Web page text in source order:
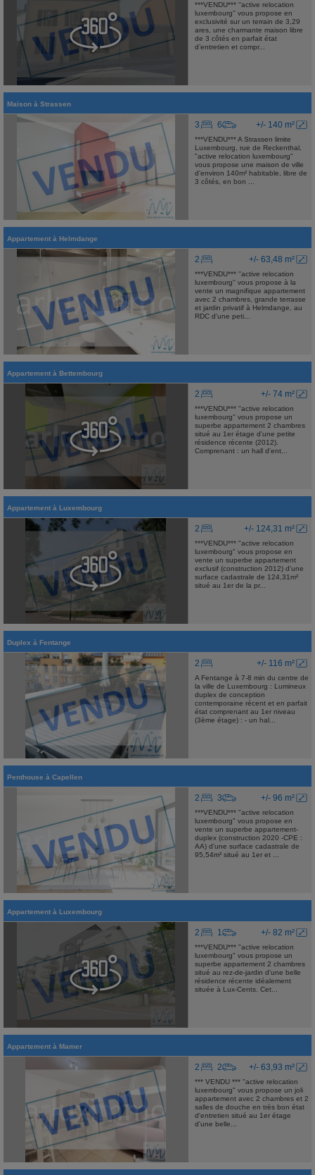
***VENDU*** ''active relocation
luxembourg'' vous propose en
exclusivité sur un terrain de 3,29
ares, une charmante maison libre
de 3 côtés en parfait état
d’entretien et compr...
Maison à Strassen
+/- 140 m²
3 6
***VENDU*** A Strassen limite
Luxembourg, rue de Reckenthal,
"active relocation luxembourg"
vous propose une maison de ville
d'environ 140m² habitable, libre de
3 côtés, en bon ...
Appartement à Helmdange
+/- 63,48 m²
2
***VENDU*** ''active relocation
luxembourg'' vous propose à la
vente un magnifique appartement
avec 2 chambres, grande terrasse
et jardin privatif à Helmdange, au
RDC d'une peti...
Appartement à Bettembourg
+/- 74 m²
2
***VENDU*** ''active relocation
luxembourg'' vous propose un
superbe appartement 2 chambres
situé au 1er étage d'une petite
résidence récente (2012).
Comprenant : un hall d'ent...
Appartement à Luxembourg
+/- 124,31 m²
2
***VENDU*** "active relocation
luxembourg" vous propose en
vente un superbe appartement
exclusif (construction 2012) d'une
surface cadastrale de 124,31m²
situé au 1er de la pr...
Duplex à Fentange
+/- 116 m²
2
A Fentange à 7-8 min du centre de
la ville de Luxembourg : Lumineux
duplex de conception
contemporaine récent et en parfait
état comprenant au 1er niveau
(3ème étage) : - un hal...
Penthouse à Capellen
+/- 96 m²
2 3
***VENDU*** "active relocation
luxembourg" vous propose en
vente un superbe appartement-
duplex (construction 2020 -CPE :
AA) d'une surface cadastrale de
95,54m² situé au 1er et ...
Appartement à Luxembourg
+/- 82 m²
2 1
***VENDU*** "active relocation
luxembourg" vous propose un
superbe appartement 2 chambres
situé au rez-de-jardin d'une belle
résidence récente idéalement
située à Lux-Cents. Cet...
Appartement à Mamer
+/- 63,93 m²
2 2
*** VENDU *** "active relocation
luxembourg" vous propose un joli
appartement avec 2 chambres et 2
salles de douche en très bon état
d'entretien situé au 1er étage
d'une belle...